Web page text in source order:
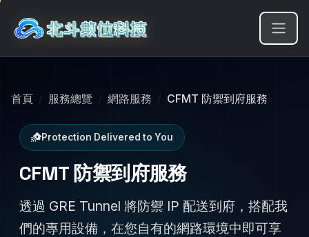
首頁 服務總覽 網路服務 CFMT 防禦到府服務
Protection Delivered to You
CFMT 防禦到府服務
透過 GRE Tunnel 將防禦 IP 配送到府，搭配我
們的專用設備，在您自有的網路環境中即可享